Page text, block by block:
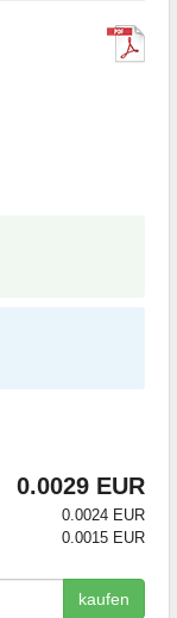
0.0029 EUR
0.0024 EUR
0.0015 EUR
kaufen